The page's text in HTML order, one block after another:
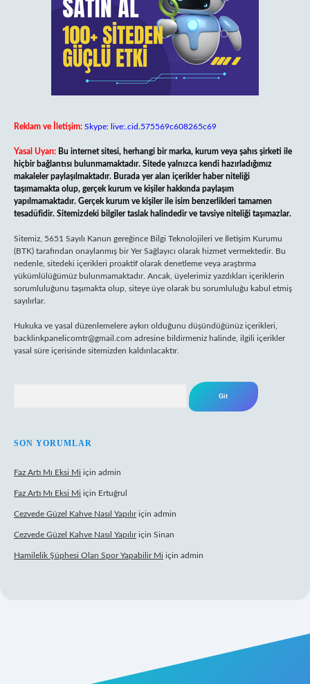
Reklam ve İletişim: Skype: live:.cid.575569c608265c69
Yasal Uyarı: Bu internet sitesi, herhangi bir marka, kurum veya şahıs şirketi ile
hiçbir bağlantısı bulunmamaktadır. Sitede yalnızca kendi hazırladığımız
makaleler paylaşılmaktadır. Burada yer alan içerikler haber niteliği
taşımamakta olup, gerçek kurum ve kişiler hakkında paylaşım
yapılmamaktadır. Gerçek kurum ve kişiler ile isim benzerlikleri tamamen
tesadüfidir. Sitemizdeki bilgiler taslak halindedir ve tavsiye niteliği taşımazlar.
Sitemiz, 5651 Sayılı Kanun gereğince Bilgi Teknolojileri ve İletişim Kurumu
(BTK) tarafından onaylanmış bir Yer Sağlayıcı olarak hizmet vermektedir. Bu
nedenle, sitedeki içerikleri proaktif olarak denetleme veya araştırma
yükümlülüğümüz bulunmamaktadır. Ancak, üyelerimiz yazdıkları içeriklerin
sorumluluğunu taşımakta olup, siteye üye olarak bu sorumluluğu kabul etmiş
sayılırlar.
Hukuka ve yasal düzenlemelere aykırı olduğunu düşündüğünüz içerikleri,
backlinkpanelicomtr@gmail.com adresine bildirmeniz halinde, ilgili içerikler
yasal süre içerisinde sitemizden kaldırılacaktır.
SON YORUMLAR
Faz Artı Mı Eksi Mi için admin
Faz Artı Mı Eksi Mi için Ertuğrul
Cezvede Güzel Kahve Nasıl Yapılıriçin admin
Cezvede Güzel Kahve Nasıl Yapılıriçin Sinan
Hamilelik Şüphesi Olan Spor Yapabilir Mi için admin